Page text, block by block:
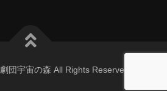
団宇宙の森 All Rights Reserved.